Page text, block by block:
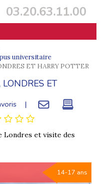
03.20.63.11.00
universitaire
ET HARRY POTTER
ET
|
Londres et visite des
14-17 ans